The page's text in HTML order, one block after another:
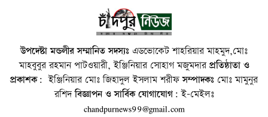
উপদেষ্টা মন্ডলীর সম্মানিত সদস্যঃ এডভোকেট শাহরিয়ার মাহমুদ,মোঃ
মাহবুবুর রহমান পাটওয়ারী, ইঞ্জিনিয়ার সোহাগ মজুমদারপ্রতিষ্ঠাতা ও
প্রকাশক: ইঞ্জিনিয়ার মোঃ জিহাদুল ইসলাম শরীফসম্পাদকঃ মোঃ মামুনুর
রশিদবিজ্ঞাপন ও সার্বিক যোগাযোগ: ই-মেইলঃ
chandpurnews99@gmail.com